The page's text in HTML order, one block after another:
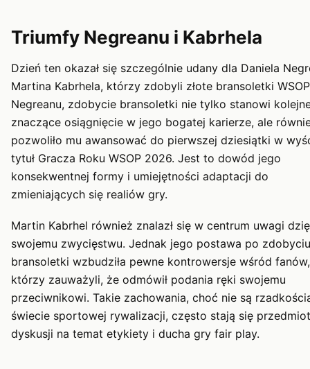
Triumfy Negreanu i Kabrhela
Dzień ten okazał się szczególnie udany dla Daniela
Martina Kabrhela, którzy zdobyli złote bransoletki
Negreanu, zdobycie bransoletki nie tylko stanowi
znaczące osiągnięcie w jego bogatej karierze, ale
pozwoliło mu awansować do pierwszej dziesiątki w
tytuł Gracza Roku WSOP 2026. Jest to dowód jego
konsekwentnej formy i umiejętności adaptacji do
zmieniających się realiów gry.
Martin Kabrhel również znalazł się w centrum uwagi
swojemu zwycięstwu. Jednak jego postawa po zdobyciu
bransoletki wzbudziła pewne kontrowersje wśród fanów,
którzy zauważyli, że odmówił podania ręki swojemu
przeciwnikowi. Takie zachowania, choć nie są
świecie sportowej rywalizacji, często stają się
dyskusji na temat etykiety i ducha gry fair play.